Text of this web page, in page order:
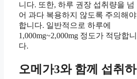
니다. 또한, 하루 권장 섭취량을 넘
어 과다 복용하지 않도록 주의해야
합니다. 일반적으로 하루에
1,000mg~2,000mg 정도가 적당합니
다.
오메가3와 함께 섭취하